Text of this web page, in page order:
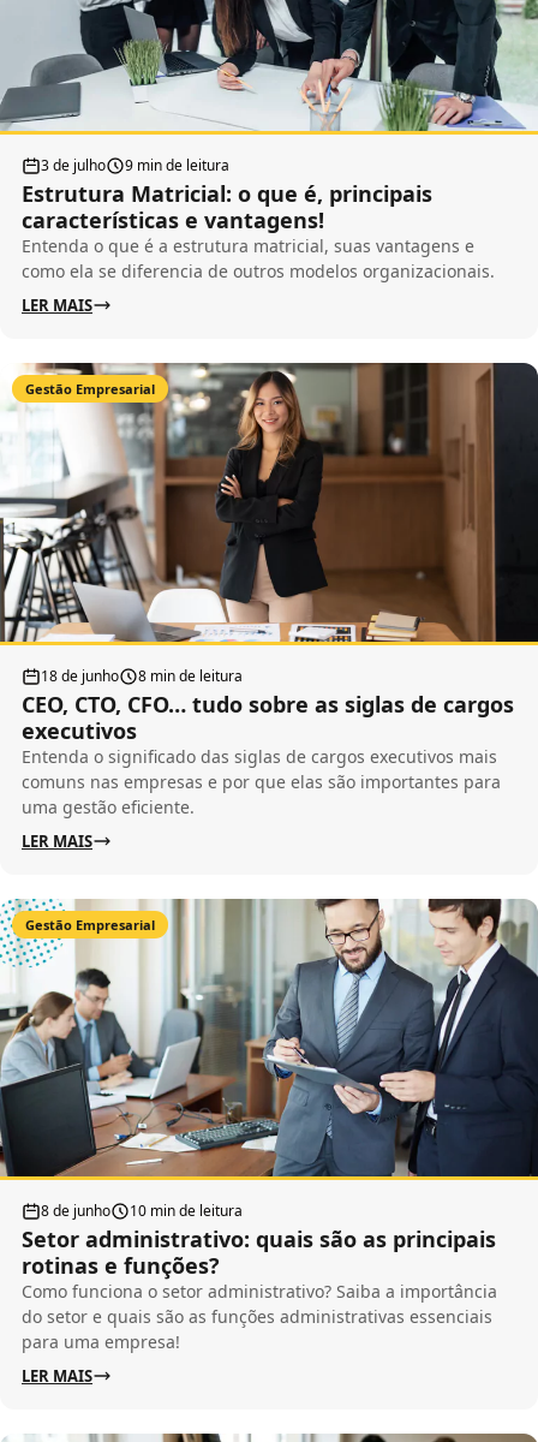
3 de julho 9 min de leitura
Estrutura Matricial: o que é, principais
características e vantagens!
Entenda o que é a estrutura matricial, suas vantagens e
como ela se diferencia de outros modelos organizacionais.
LER MAIS
Gestão Empresarial
18 de junho 8 min de leitura
CEO, CTO, CFO… tudo sobre as siglas de cargos
executivos
Entenda o significado das siglas de cargos executivos mais
comuns nas empresas e por que elas são importantes para
uma gestão eficiente.
LER MAIS
Gestão Empresarial
8 de junho 10 min de leitura
Setor administrativo: quais são as principais
rotinas e funções?
Como funciona o setor administrativo? Saiba a importância
do setor e quais são as funções administrativas essenciais
para uma empresa!
LER MAIS